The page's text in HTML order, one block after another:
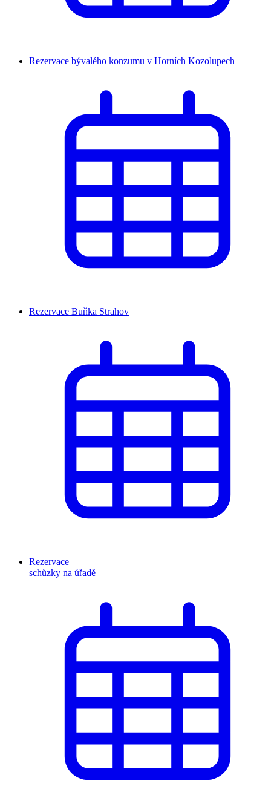
Rezervace bývalého konzumu v Horních Kozolupech
Rezervace Buňka Strahov
Rezervace
schůzky na úřadě